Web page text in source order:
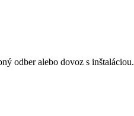
odber alebo dovoz s inštaláciou.